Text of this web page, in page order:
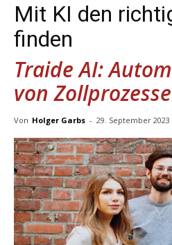
Mit KI den
finden
Traide AI:
von
Von Holger Garbs - 29. September 2023